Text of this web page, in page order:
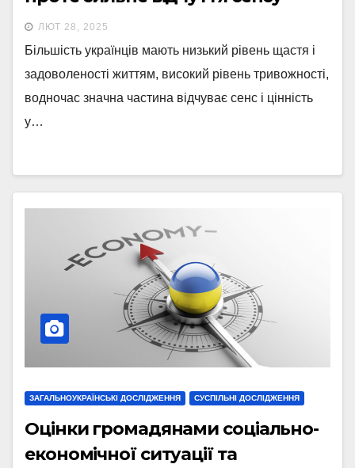
ЛЮТ 28, 2025
Більшість українців мають низький рівень щастя і
задоволеності життям, високий рівень тривожності,
водночас значна частина відчуває сенс і цінність
у…
ЗАГАЛЬНОУКРАЇНСЬКІ ДОСЛІДЖЕННЯ СУСПІЛЬНІ ДОСЛІДЖЕННЯ
Оцінки громадянами соціально-
економічної ситуації та